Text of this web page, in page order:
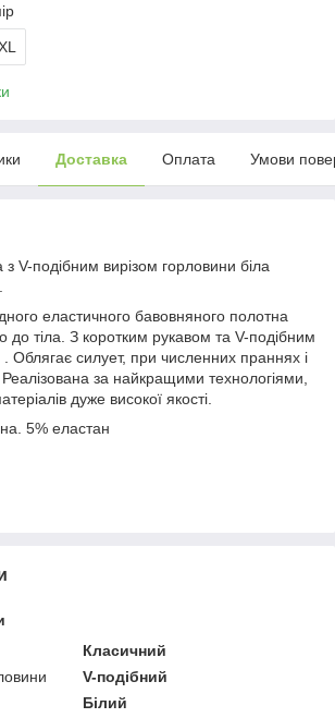
Доставка Оплата Умови
V-подібним вирізом горловини біла
еластичного бавовняного полотна
до тіла. З коротким рукавом та V-подібним
. Облягає силует, при численних праннях і
за найкращими технологіями,
дуже високої якості.
5% еластан
Класичний
V-подібний
Білий